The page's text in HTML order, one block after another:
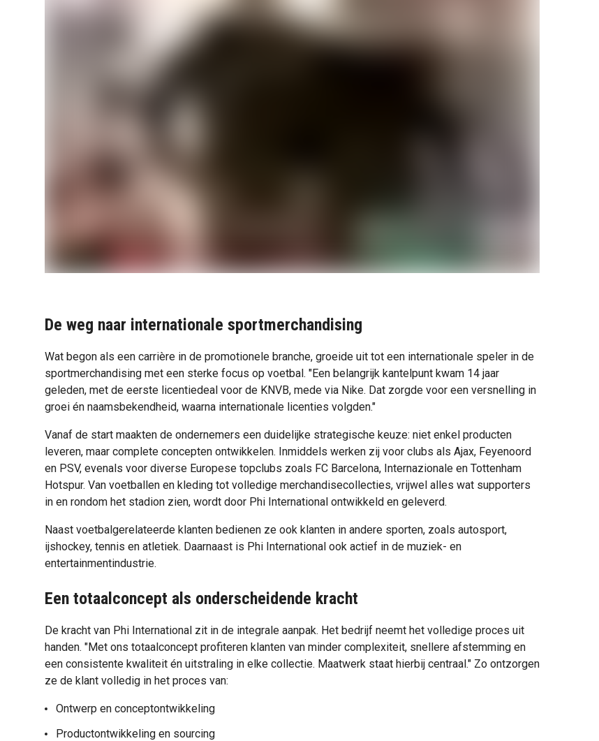
De weg naar internationale sportmerchandising
Wat begon als een carrière in de promotionele branche, groeide uit tot een internationale speler in de
sportmerchandising met een sterke focus op voetbal. "Een belangrijk kantelpunt kwam 14 jaar
geleden, met de eerste licentiedeal voor de KNVB, mede via Nike. Dat zorgde voor een versnelling in
groei én naamsbekendheid, waarna internationale licenties volgden."
Vanaf de start maakten de ondernemers een duidelijke strategische keuze: niet enkel producten
leveren, maar complete concepten ontwikkelen. Inmiddels werken zij voor clubs als Ajax, Feyenoord
en PSV, evenals voor diverse Europese topclubs zoals FC Barcelona, Internazionale en Tottenham
Hotspur. Van voetballen en kleding tot volledige merchandisecollecties, vrijwel alles wat supporters
in en rondom het stadion zien, wordt door Phi International ontwikkeld en geleverd.
Naast voetbalgerelateerde klanten bedienen ze ook klanten in andere sporten, zoals autosport,
ijshockey, tennis en atletiek. Daarnaast is Phi International ook actief in de muziek- en
entertainmentindustrie.
Een totaalconcept als onderscheidende kracht
De kracht van Phi International zit in de integrale aanpak. Het bedrijf neemt het volledige proces uit
handen. "Met ons totaalconcept profiteren klanten van minder complexiteit, snellere afstemming en
een consistente kwaliteit én uitstraling in elke collectie. Maatwerk staat hierbij centraal." Zo ontzorgen
ze de klant volledig in het proces van:
Ontwerp en conceptontwikkeling
Productontwikkeling en sourcing